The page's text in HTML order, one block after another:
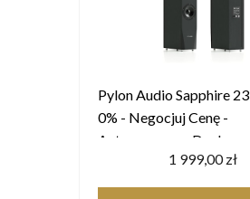
Pylon Audio Sapphire
0% - Negocjuj Cenę -
Autoryzowany Dealer
1 999,00 zł